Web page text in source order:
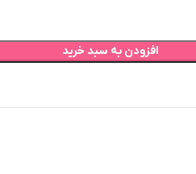
افزودن به سبد خرید